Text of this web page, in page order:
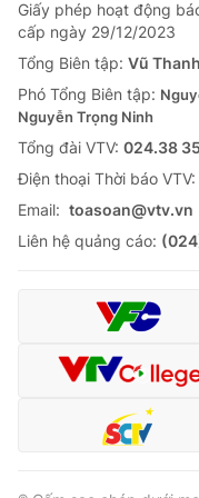
Sản phẩm
Thị trường
Tư vấn
Lịch phát sóng
Chuyên mục khác
Emagazine
Photo
VTV Money
VTV Sức khoẻ
Giấy phép hoạt động
cấp ngày 29/12/2023
Tổng Biên tập: Vũ
Phó Tổng Biên tập:
Nguyễn Trọng Ninh
Tổng đài VTV: 024.38
Ðiện thoại Thời báo VTV:
Email: toasoan@vtv.vn
Liên hệ quảng cáo: